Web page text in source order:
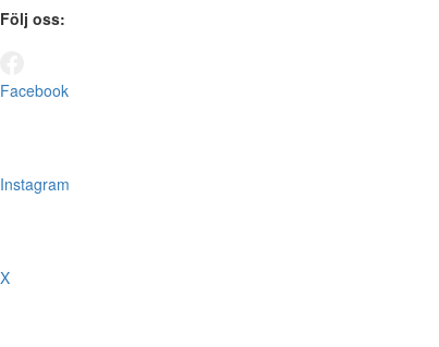
Följ oss:
Facebook
Instagram
X